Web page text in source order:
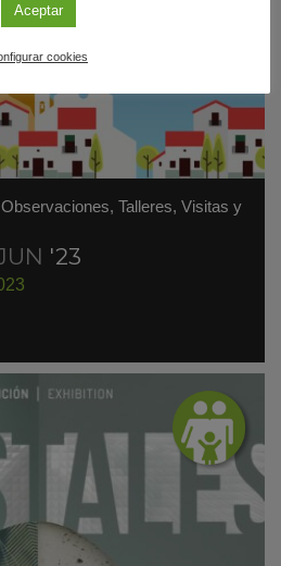
Observaciones, Talleres, Visitas y
'23
Aceptar
cookies